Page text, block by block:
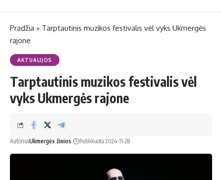
Pradžia » Tarptautinis muzikos festivalis vėl vyks Ukmergės
rajone
AKTUALIJOS
Tarptautinis muzikos festivalis vėl
vyks Ukmergės rajone
AutoriusUkmergės žinios Publikuota 2024-11-28